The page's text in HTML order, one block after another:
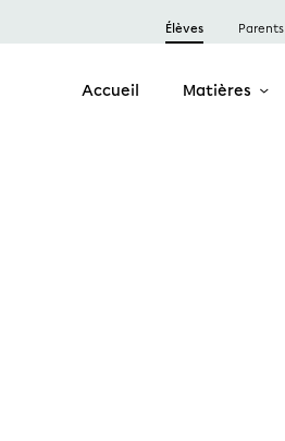
Élèves Parents
Accueil Matières